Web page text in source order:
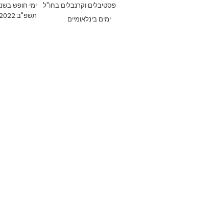
ימי חופש
תשפ"ב 2021-2022
פסטיבלים וקרנבלים בחו"ל
ימים בינלאומיים